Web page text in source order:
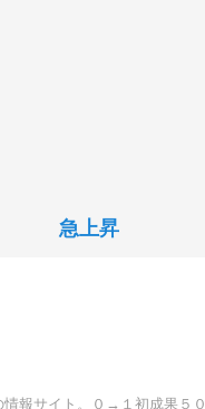
急上昇